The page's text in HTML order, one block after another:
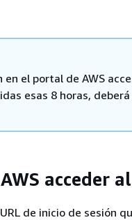
el portal de AWS
esas 8 horas,
acceder
de inicio de sesión